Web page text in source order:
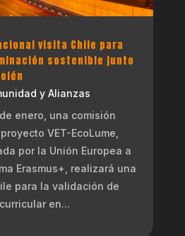
visita Chile para
sostenible junto
y Alianzas
enero, una comisión
VET-EcoLume,
por la Unión Europea a
Erasmus+, realizará una
para la validación de
en...